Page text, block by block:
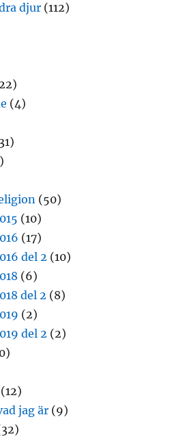
djur (112)
(4)
(50)
(10)
(17)
del 2 (10)
(6)
del 2 (8)
(2)
del 2 (2)
(12)
jag är (9)